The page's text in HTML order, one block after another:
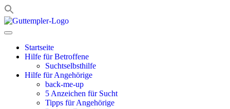
Zum
Inhalt
Startseite
Hilfe für Betroffene
Suchtselbsthilfe
Hilfe für Angehörige
back-me-up
5 Anzeichen für Sucht
Tipps für Angehörige